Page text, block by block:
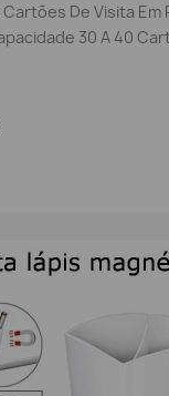
De Visita Em
30 A 40